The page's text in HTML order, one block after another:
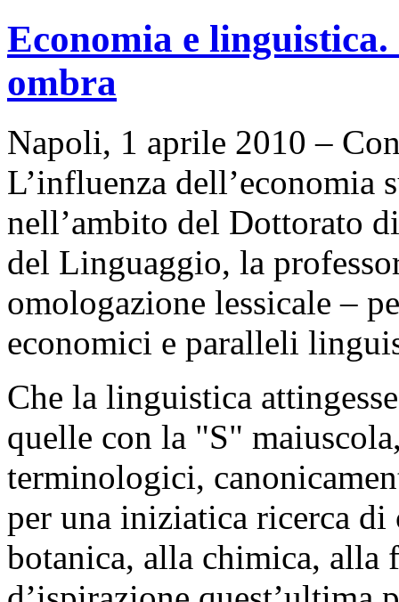
Economia e
ombra
Napoli, 1 aprile 2010 –
L’influenza dell’economia
nell’ambito del Dottorato
del Linguaggio, la
omologazione lessicale –
economici e paralleli
Che la linguistica
quelle con la "S"
terminologici,
per una iniziatica ricerca
botanica, alla chimica, alla